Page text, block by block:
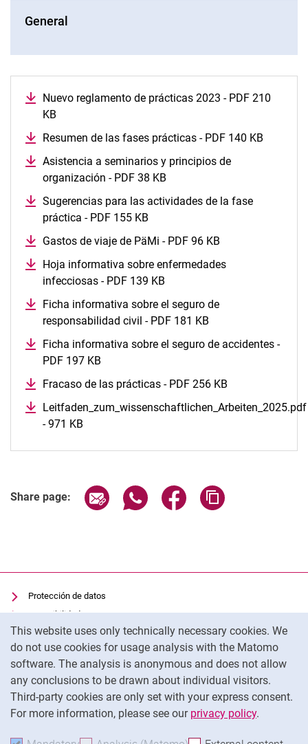
This website uses only technically necessary cookies. We
do not use cookies for usage analysis with the Matomo
software. The analysis is anonymous and does not allow
any conclusions to be drawn about individual visitors.
Third-party cookies are only set with your express consent.
For more information, please see our privacy policy.
General
Nuevo reglamento de prácticas 2023 - PDF 210
KB
Resumen de las fases prácticas - PDF 140 KB
Asistencia a seminarios y principios de
organización - PDF 38 KB
Sugerencias para las actividades de la fase
práctica - PDF 155 KB
Gastos de viaje de PäMi - PDF 96 KB
Hoja informativa sobre enfermedades
infecciosas - PDF 139 KB
Ficha informativa sobre el seguro de
responsabilidad civil - PDF 181 KB
Ficha informativa sobre el seguro de accidentes -
PDF 197 KB
Fracaso de las prácticas - PDF 256 KB
Leitfaden_zum_wissenschaftlichen_Arbeiten_2025.pdf
- 971 KB
Share page: Share page via email
Share page via WhatsApp
Share page via
Protección de datos
Accesibilidad
Uso transparente de la IA
Pie de imprenta
Cookie settings